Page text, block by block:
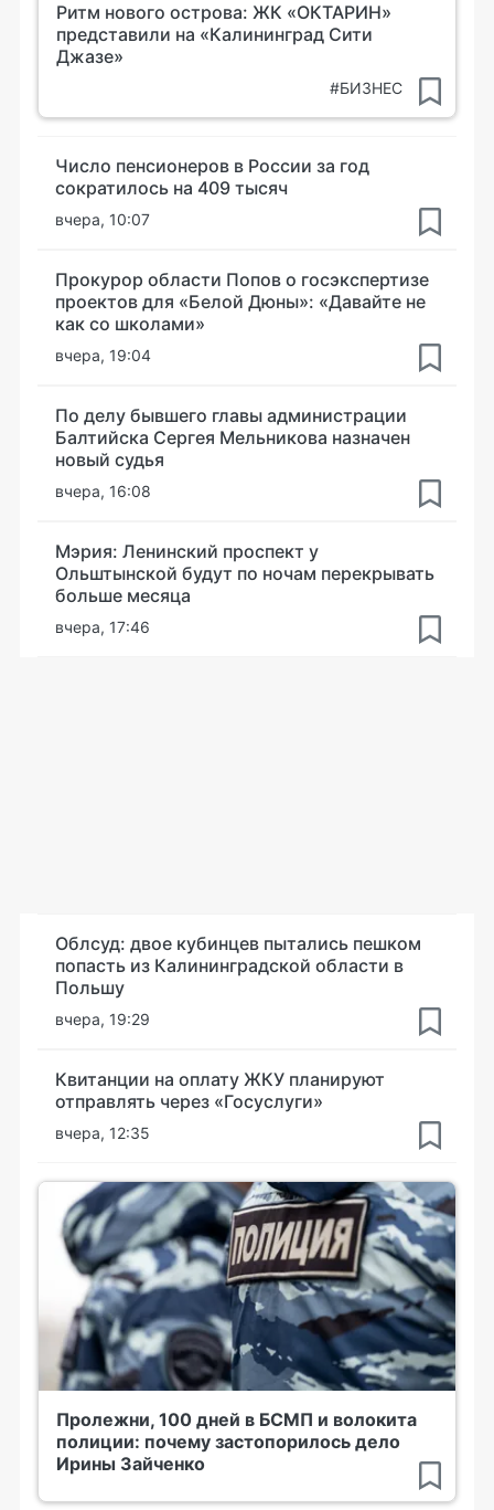
Ритм нового острова: ЖК «ОКТАРИН»
представили на «Калининград Сити
Джазе»
#БИЗНЕС
Число пенсионеров в России за год
сократилось на 409 тысяч
вчера, 10:07
Прокурор области Попов о госэкспертизе
проектов для «Белой Дюны»: «Давайте не
как со школами»
вчера, 19:04
По делу бывшего главы администрации
Балтийска Сергея Мельникова назначен
новый судья
вчера, 16:08
Мэрия: Ленинский проспект у
Ольштынской будут по ночам перекрывать
больше месяца
вчера, 17:46
Облсуд: двое кубинцев пытались пешком
попасть из Калининградской области в
Польшу
вчера, 19:29
Квитанции на оплату ЖКУ планируют
отправлять через «Госуслуги»
вчера, 12:35
Пролежни, 100 дней в БСМП и волокита
полиции: почему застопорилось дело
Ирины Зайченко